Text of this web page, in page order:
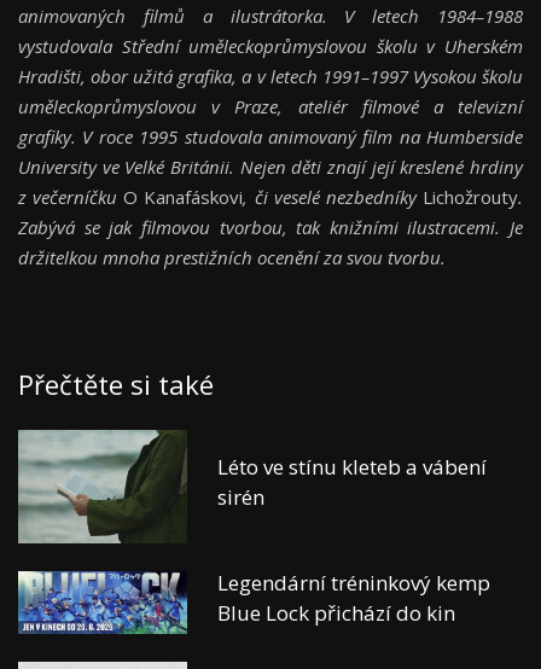
animovaných filmů a ilustrátorka. V letech 1984–1988
vystudovala Střední uměleckoprůmyslovou školu v Uherském
Hradišti, obor užitá grafika, a v letech 1991–1997 Vysokou školu
uměleckoprůmyslovou v Praze, ateliér filmové a televizní
grafiky. V roce 1995 studovala animovaný film na Humberside
University ve Velké Británii. Nejen děti znají její kreslené hrdiny
z večerníčkuO Kanafáskovi, či veselé nezbedníky Lichožrouty.
Zabývá se jak filmovou tvorbou, tak knižními ilustracemi. Je
držitelkou mnoha prestižních ocenění za svou tvorbu.
Přečtěte si také
Léto ve stínu kleteb a vábení
sirén
Legendární tréninkový kemp
Blue Lock přichází do kin